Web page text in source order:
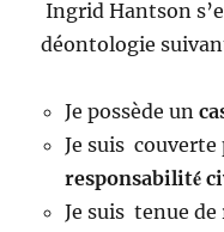
Ingrid Hantson
déontologie
Je possède un
Je suis
responsabilité́
Je suis tenue